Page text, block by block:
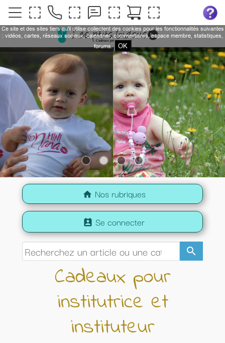
home Nos rubriques
search
perm_contact_calendar Se connecter
Cadeaux pour
institutrice et
instituteur
Ce site et des sites tiers qu'il utilise collectent des cookies pour les fonctionnalités suivantes
: vidéos, cartes, réseaux sociaux, calendrier, commentaires, espace membre, statistiques,
forums.
OK